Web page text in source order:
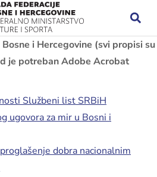
i Hercegovine (svi propisi su
je potreban Adobe Acrobat
Službeni list SRBiH
ugovora za mir u Bosni i
dobra nacionalnim